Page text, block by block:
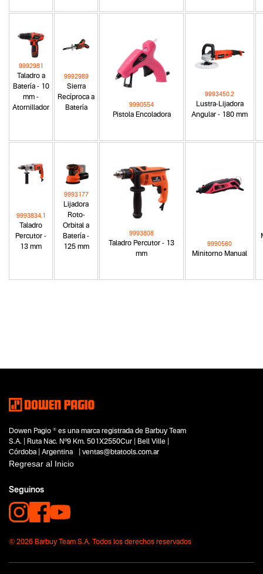
Taladro a
Batería - 10
mm -
Atornillador
9992981
Sierra
Recíproca a
Batería
9992989
Pistola Encoladora
9990554
Lustra-Lijadora
Angular - 180 mm
9993450.2
Taladro
Percutor -
13 mm
9993834.1
Lijadora
Roto-
Orbital a
Batería -
125 mm
9993177
Taladro Percutor - 13
mm
9993808
Minitorno Manual
9990560
Segmentos - pendiente
Carpintería
No items found.
Funcion o uso
Tecnologia
No items found.
Dowen Pagio ® es una marca registrada de Barbuy Team
S.A. | Ruta Nac. Nº9 Km. 501X2550Cur | Bell Ville |
Córdoba | Argentina | ventas@btatools.com.ar
Regresar al Inicio
Seguinos
© 2026 Barbuy Team S.A. Todos los derechos reservados